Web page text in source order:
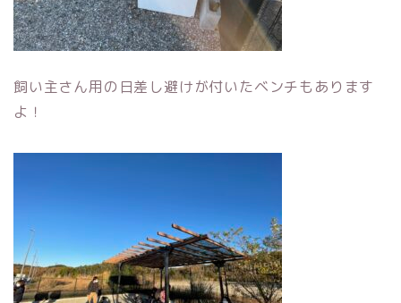
飼い主さん用の日差し避けが付いたベンチもあります
よ！